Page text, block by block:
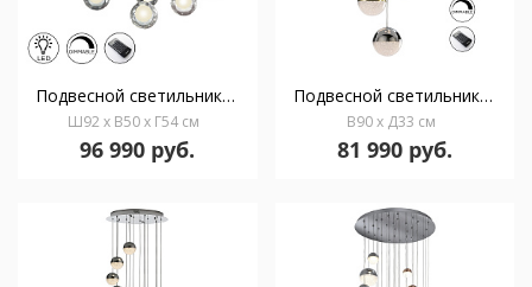
Подвесной светильник Altais 9L черный/хром DIM
Ш92 x В50 x Г54 см
96 990 руб.
Подвесной светильник Sphere 5L LED Ø33 DIM разноцветный
В90 x Д33 см
81 990 руб.